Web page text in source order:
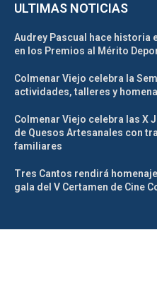
ULTIMAS NOTICIAS
Audrey Pascual hace historia
en los Premios al Mérito
Colmenar Viejo celebra la
actividades, talleres y
Colmenar Viejo celebra las X
de Quesos Artesanales con
familiares
Tres Cantos rendirá
gala del V Certamen de Cine